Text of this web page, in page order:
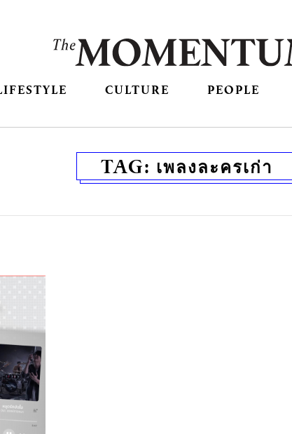
CULTURE PEOPLE
TAG: เพลงละครเก่า